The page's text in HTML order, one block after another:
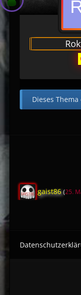
Dieses
gaist86 (25.